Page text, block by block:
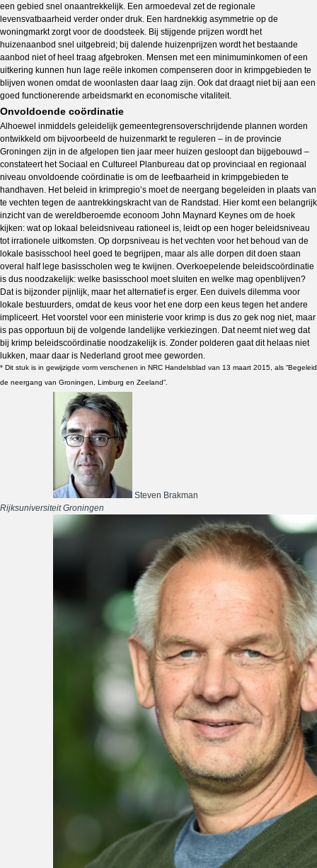
een gebied snel onaantrekkelijk. Een armoedeval zet de regionale
levensvatbaarheid verder onder druk. Een hardnekkig asymmetrie op de
woningmarkt zorgt voor de doodsteek. Bij stijgende prijzen wordt het
huizenaanbod snel uitgebreid; bij dalende huizenprijzen wordt het bestaande
aanbod niet of heel traag afgebroken. Mensen met een minimuminkomen of een
uitkering kunnen hun lage reële inkomen compenseren door in krimpgebieden te
blijven wonen omdat de woonlasten daar laag zijn. Ook dat draagt niet bij aan een
goed functionerende arbeidsmarkt en economische vitaliteit.
Onvoldoende coördinatie
Alhoewel inmiddels geleidelijk gemeentegrensoverschrijdende plannen worden
ontwikkeld om bijvoorbeeld de huizenmarkt te reguleren – in de provincie
Groningen zijn in de afgelopen tien jaar meer huizen gesloopt dan bijgebouwd –
constateert het Sociaal en Cultureel Planbureau dat op provinciaal en regionaal
niveau onvoldoende coördinatie is om de leefbaarheid in krimpgebieden te
handhaven. Het beleid in krimpregio’s moet de neergang begeleiden in plaats van
te vechten tegen de aantrekkingskracht van de Randstad. Hier komt een belangrijk
inzicht van de wereldberoemde econoom John Maynard Keynes om de hoek
kijken: wat op lokaal beleidsniveau rationeel is, leidt op een hoger beleidsniveau
tot irrationele uitkomsten. Op dorpsniveau is het vechten voor het behoud van de
lokale basisschool heel goed te begrijpen, maar als alle dorpen dit doen staan
overal half lege basisscholen weg te kwijnen. Overkoepelende beleidscoördinatie
is dus noodzakelijk: welke basisschool moet sluiten en welke mag openblijven?
Dat is bijzonder pijnlijk, maar het alternatief is erger. Een duivels dilemma voor
lokale bestuurders, omdat de keus voor het ene dorp een keus tegen het andere
impliceert. Het voorstel voor een ministerie voor krimp is dus zo gek nog niet, maar
is pas opportuun bij de volgende landelijke verkiezingen. Dat neemt niet weg dat
bij krimp beleidscoördinatie noodzakelijk is. Zonder polderen gaat dit helaas niet
lukken, maar daar is Nederland groot mee geworden.
* Dit stuk is in gewijzigde vorm verschenen in NRC Handelsblad van 13 maart 2015, als “Begeleid
de neergang van Groningen, Limburg en Zeeland”.
Steven Brakman
Rijksuniversiteit Groningen